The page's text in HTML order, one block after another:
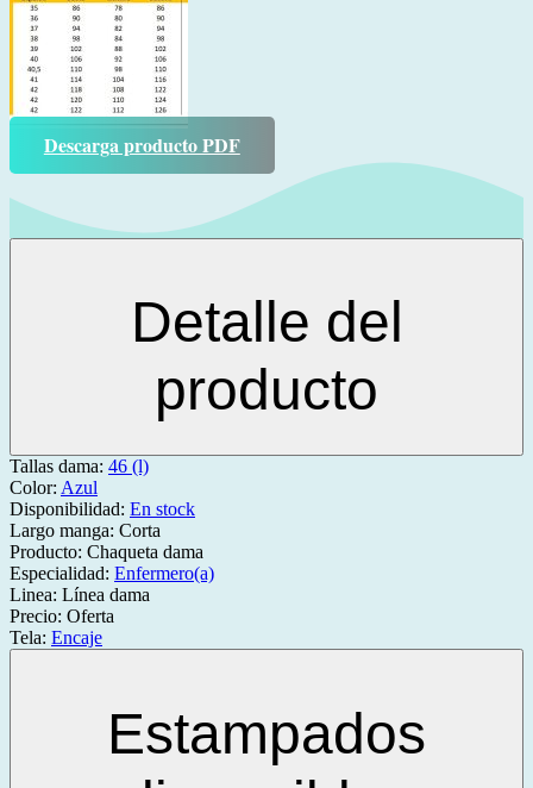
Descarga producto PDF
Detalle del
producto
Tallas dama: 46 (l)
Color: Azul
Disponibilidad: En stock
Largo manga: Corta
Producto: Chaqueta dama
Especialidad: Enfermero(a)
Linea: Línea dama
Precio: Oferta
Tela: Encaje
Estampados